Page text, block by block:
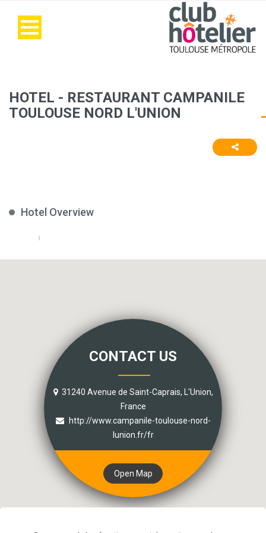
HOTEL - RESTAURANT CAMPANILE
TOULOUSE NORD L'UNION
Hotel Overview
CONTACT US
31240 Avenue de Saint-Caprais, L'Union,
France
http://www.campanile-toulouse-nord-
lunion.fr/fr
Open Map